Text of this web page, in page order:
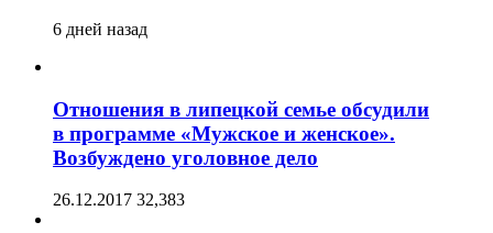
6 дней назад
Отношения в липецкой семье обсудили
в программе «Мужское и женское».
Возбуждено уголовное дело
26.12.2017 32,383